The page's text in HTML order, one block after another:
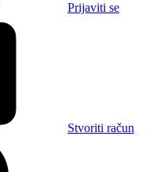
Prijaviti se
Stvoriti račun